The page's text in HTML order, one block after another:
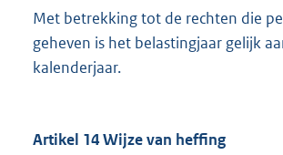
Met betrekking tot de rechten die
geheven is het belastingjaar gelijk
kalenderjaar.
Artikel 14 Wijze van heffing